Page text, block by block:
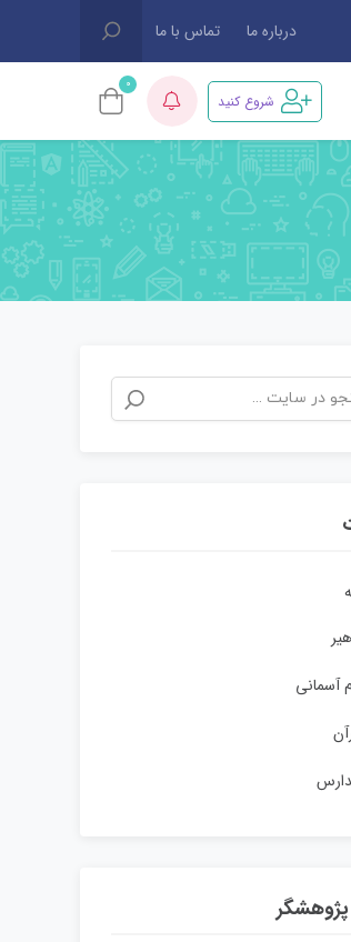
درباره ما تماس با ما
شروع کنید
0
آسمانی